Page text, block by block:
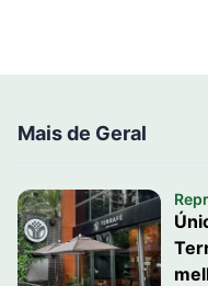
Mais de Geral